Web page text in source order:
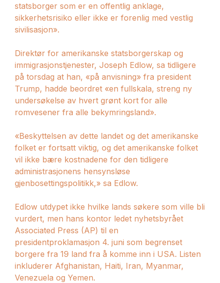
statsborger som er en offentlig anklage,
sikkerhetsrisiko eller ikke er forenlig med vestlig
sivilisasjon».
Direktør for amerikanske statsborgerskap og
immigrasjonstjenester, Joseph Edlow, sa tidligere
på torsdag at han, «på anvisning» fra president
Trump, hadde beordret «en fullskala, streng ny
undersøkelse av hvert grønt kort for alle
romvesener fra alle bekymringsland».
«Beskyttelsen av dette landet og det amerikanske
folket er fortsatt viktig, og det amerikanske folket
vil ikke bære kostnadene for den tidligere
administrasjonens hensynsløse
gjenbosettingspolitikk,» sa Edlow.
Edlow utdypet ikke hvilke lands søkere som ville bli
vurdert, men hans kontor ledet nyhetsbyrået
Associated Press (AP) til en
presidentproklamasjon 4. juni som begrenset
borgere fra 19 land fra å komme inn i USA. Listen
inkluderer Afghanistan, Haiti, Iran, Myanmar,
Venezuela og Yemen.